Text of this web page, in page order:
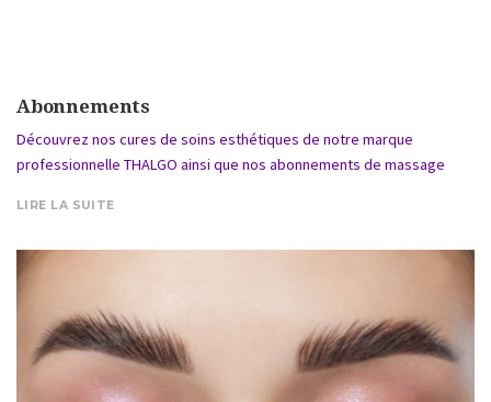
Abonnements
Découvrez nos cures de soins esthétiques de notre marque
professionnelle THALGO ainsi que nos abonnements de massage
LIRE LA SUITE